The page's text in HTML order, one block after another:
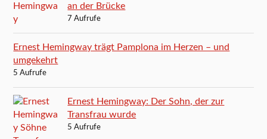
an der Brücke
7 Aufrufe
Ernest Hemingway trägt Pamplona im Herzen – und
umgekehrt
5 Aufrufe
Ernest Hemingway: Der Sohn, der zur
Transfrau wurde
5 Aufrufe